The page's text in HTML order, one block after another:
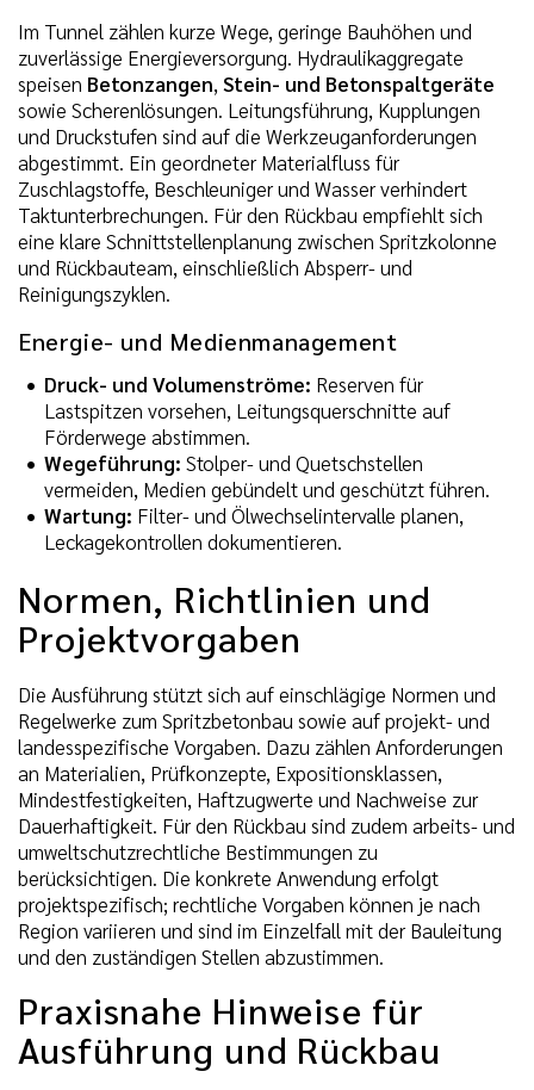
Im Tunnel zählen kurze Wege, geringe Bauhöhen und
zuverlässige Energieversorgung. Hydraulikaggregate
speisen Betonzangen, Stein- und Betonspaltgeräte
sowie Scherenlösungen. Leitungsführung, Kupplungen
und Druckstufen sind auf die Werkzeuganforderungen
abgestimmt. Ein geordneter Materialfluss für
Zuschlagstoffe, Beschleuniger und Wasser verhindert
Taktunterbrechungen. Für den Rückbau empfiehlt sich
eine klare Schnittstellenplanung zwischen Spritzkolonne
und Rückbauteam, einschließlich Absperr- und
Reinigungszyklen.
Energie- und Medienmanagement
Druck- und Volumenströme: Reserven für
Lastspitzen vorsehen, Leitungsquerschnitte auf
Förderwege abstimmen.
Wegeführung: Stolper- und Quetschstellen
vermeiden, Medien gebündelt und geschützt führen.
Wartung: Filter- und Ölwechselintervalle planen,
Leckagekontrollen dokumentieren.
Normen, Richtlinien und
Projektvorgaben
Die Ausführung stützt sich auf einschlägige Normen und
Regelwerke zum Spritzbetonbau sowie auf projekt- und
landesspezifische Vorgaben. Dazu zählen Anforderungen
an Materialien, Prüfkonzepte, Expositionsklassen,
Mindestfestigkeiten, Haftzugwerte und Nachweise zur
Dauerhaftigkeit. Für den Rückbau sind zudem arbeits- und
umweltschutzrechtliche Bestimmungen zu
berücksichtigen. Die konkrete Anwendung erfolgt
projektspezifisch; rechtliche Vorgaben können je nach
Region variieren und sind im Einzelfall mit der Bauleitung
und den zuständigen Stellen abzustimmen.
Praxisnahe Hinweise für
Ausführung und Rückbau